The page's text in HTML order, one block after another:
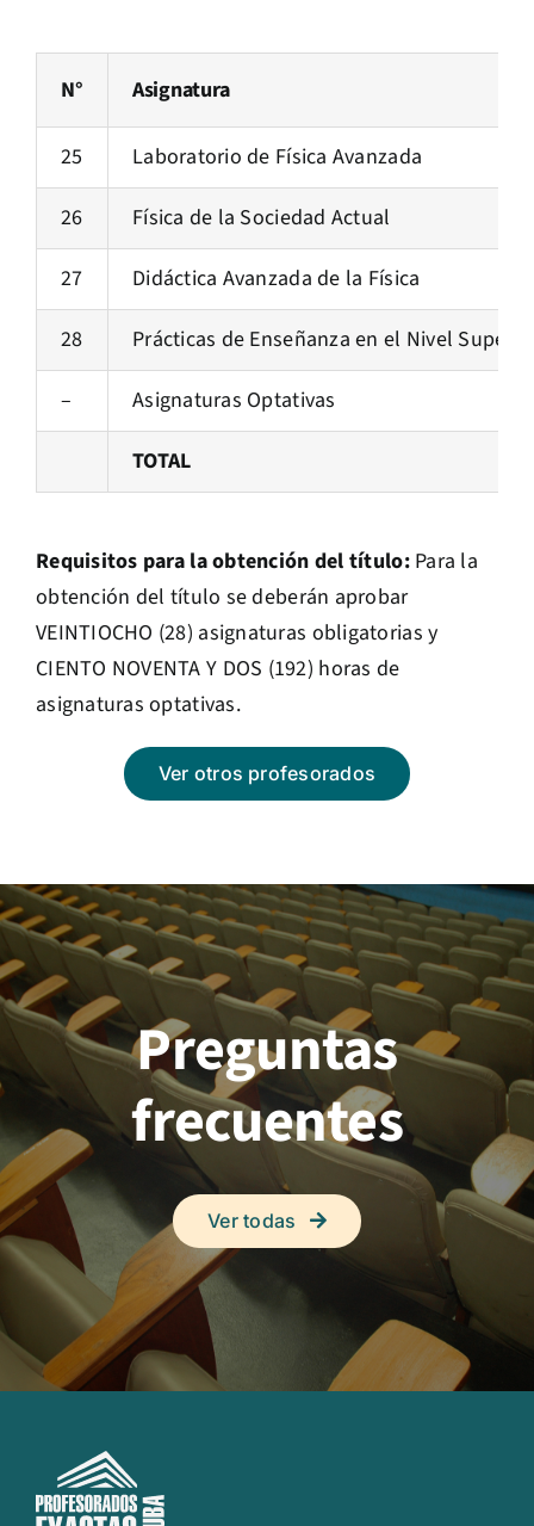
N° Asignatura
25 Laboratorio de Física Avanzada
26 Física de la Sociedad Actual
27 Didáctica Avanzada de la Física
28 Prácticas de Enseñanza en el Nivel
– Asignaturas Optativas
TOTAL
Requisitos para la obtención del título: Para la
obtención del título se deberán aprobar
VEINTIOCHO (28) asignaturas obligatorias y
CIENTO NOVENTA Y DOS (192) horas de
asignaturas optativas.
Ver otros profesorados
Preguntas
frecuentes
Ver todas